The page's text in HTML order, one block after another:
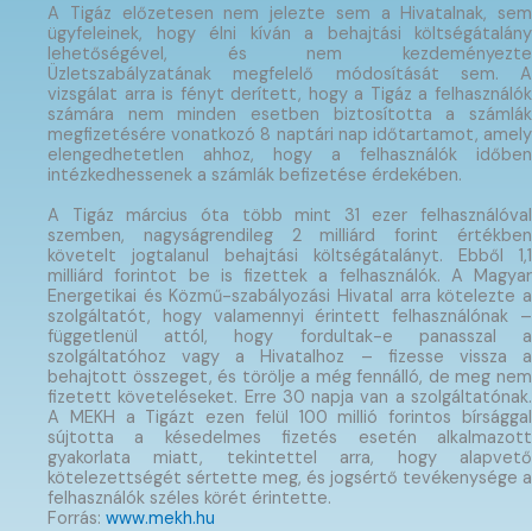
A Tigáz előzetesen nem jelezte sem a Hivatalnak, sem
ügyfeleinek, hogy élni kíván a behajtási költségátalány
lehetőségével, és nem kezdeményezte
Üzletszabályzatának megfelelő módosítását sem. A
vizsgálat arra is fényt derített, hogy a Tigáz a felhasználók
számára nem minden esetben biztosította a számlák
megfizetésére vonatkozó 8 naptári nap időtartamot, amely
elengedhetetlen ahhoz, hogy a felhasználók időben
intézkedhessenek a számlák befizetése érdekében.
A Tigáz március óta több mint 31 ezer felhasználóval
szemben, nagyságrendileg 2 milliárd forint értékben
követelt jogtalanul behajtási költségátalányt. Ebből 1,1
milliárd forintot be is fizettek a felhasználók. A Magyar
Energetikai és Közmű-szabályozási Hivatal arra kötelezte a
szolgáltatót, hogy valamennyi érintett felhasználónak –
függetlenül attól, hogy fordultak-e panasszal a
szolgáltatóhoz vagy a Hivatalhoz – fizesse vissza a
behajtott összeget, és törölje a még fennálló, de meg nem
fizetett követeléseket. Erre 30 napja van a szolgáltatónak.
A MEKH a Tigázt ezen felül 100 millió forintos bírsággal
sújtotta a késedelmes fizetés esetén alkalmazott
gyakorlata miatt, tekintettel arra, hogy alapvető
kötelezettségét sértette meg, és jogsértő tevékenysége a
felhasználók széles körét érintette.
Forrás: www.mekh.hu